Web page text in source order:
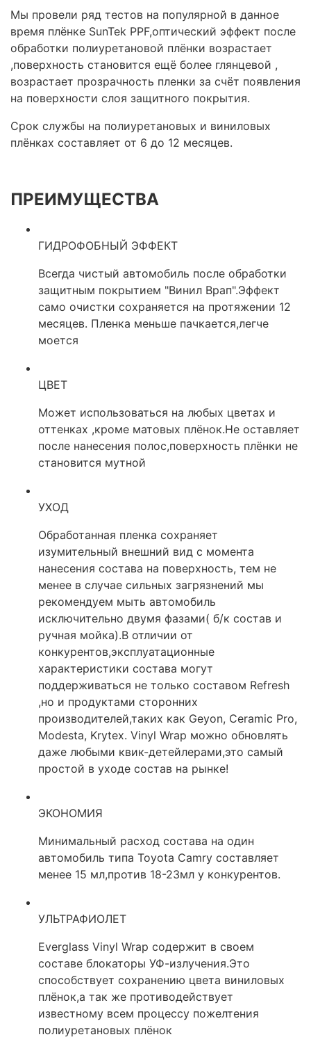
Мы провели ряд тестов на популярной в данное
время плёнке SunTek PPF,оптический эффект после
обработки полиуретановой плёнки возрастает
,поверхность становится ещё более глянцевой ,
возрастает прозрачность пленки за счёт появления
на поверхности слоя защитного покрытия.
Срок службы на полиуретановых и виниловых
плёнках составляет от 6 до 12 месяцев.
ПРЕИМУЩЕСТВА
ГИДРОФОБНЫЙ ЭФФЕКТ
Всегда чистый автомобиль после обработки
защитным покрытием "Винил Врап".Эффект
само очистки сохраняется на протяжении 12
месяцев. Пленка меньше пачкается,легче
моется
ЦВЕТ
Может использоваться на любых цветах и
оттенках ,кроме матовых плёнок.Не оставляет
после нанесения полос,поверхность плёнки не
становится мутной
УХОД
Обработанная пленка сохраняет
изумительный внешний вид с момента
нанесения состава на поверхность, тем не
менее в случае сильных загрязнений мы
рекомендуем мыть автомобиль
исключительно двумя фазами( б/к состав и
ручная мойка).В отличии от
конкурентов,эксплуатационные
характеристики состава могут
поддерживаться не только составом Refresh
,но и продуктами сторонних
производителей,таких как Geyon, Ceramic Pro,
Modesta, Krytex. Vinyl Wrap можно обновлять
даже любыми квик-детейлерами,это самый
простой в уходе состав на рынке!
ЭКОНОМИЯ
Минимальный расход состава на один
автомобиль типа Toyota Camry составляет
менее 15 мл,против 18-23мл у конкурентов.
УЛЬТРАФИОЛЕТ
Everglass Vinyl Wrap содержит в своем
составе блокаторы УФ-излучения.Это
способствует сохранению цвета виниловых
плёнок,а так же противодействует
известному всем процессу пожелтения
полиуретановых плёнок